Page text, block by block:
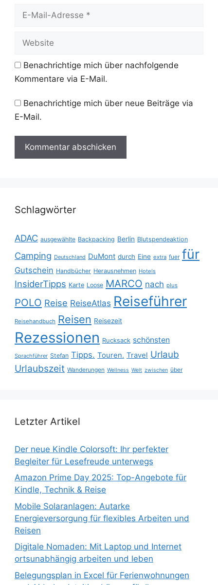
Mail-
Benachrichtige mich über nachfolgende
Kommentare via E-Mail.
Benachrichtige mich über neue Beiträge via
E-Mail.
Schlagwörter
ADAC ausgewählte Backpacking Berlin Blutspendeaktion
Camping Deutschland DuMont durch Eine extra fuer für
Gutschein Handbücher Herausnehmen Hotels
InsiderTipps Karte Loose MARCO nach plus
POLO Reise ReiseAtlas Reiseführer
Reisehandbuch Reisen Reisezeit
Rezessionen Rucksack schönsten
Sprachführer Stefan Tipps. Touren. Travel Urlaub
Urlaubszeit Wanderungen Wellness Welt zwischen über
Letzter Artikel
Der neue Kindle Colorsoft: Ihr perfekter
Begleiter für Lesefreude unterwegs
Amazon Prime Day 2025: Top-Angebote für
Kindle, Technik & Reise
Mobile Solaranlagen: Autarke
Energieversorgung für flexibles Arbeiten und
Reisen
Digitale Nomaden: Mit Laptop und Internet
ortsunabhängig arbeiten und leben
Belegungsplan in Excel für Ferienwohnungen